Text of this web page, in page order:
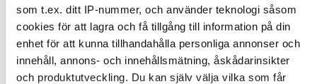
som t.ex. ditt IP-nummer, och använder teknologi såsom
cookies för att lagra och få tillgång till information på din
enhet för att kunna tillhandahålla personliga annonser och
innehåll, annons- och innehållsmätning, åskådarinsikter
och produktutveckling. Du kan själv välja vilka som får
BEHANDLING
Nytt behandlingsprogram för
kriminella ungdomar
2022-10-26